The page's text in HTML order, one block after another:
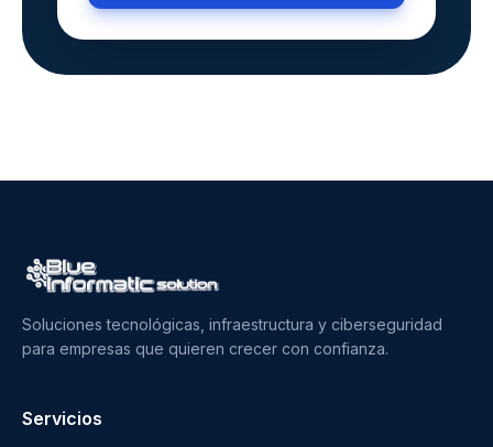
Soluciones tecnológicas, infraestructura y ciberseguridad
para empresas que quieren crecer con confianza.
Servicios